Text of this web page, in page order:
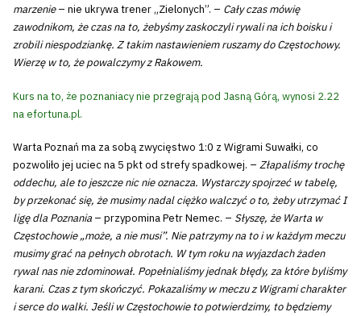
marzenie– nie ukrywa trener „Zielonych”. – Cały czas mówię
zawodnikom, że czas na to, żebyśmy zaskoczyli rywali na ich boisku i
zrobili niespodziankę. Z takim nastawieniem ruszamy do Częstochowy.
Wierzę w to, że powalczymy z Rakowem.
Kurs na to, że poznaniacy nie przegrają pod Jasną Górą, wynosi 2.22
na efortuna.pl.
Warta Poznań ma za sobą zwycięstwo 1:0 z Wigrami Suwałki, co
pozwoliło jej uciec na 5 pkt od strefy spadkowej. – Złapaliśmy trochę
oddechu, ale to jeszcze nic nie oznacza. Wystarczy spojrzeć w tabelę,
by przekonać się, że musimy nadal ciężko walczyć o to, żeby utrzymać I
ligę dla Poznania – przypomina Petr Nemec. – Słyszę, że Warta w
Częstochowie „może, a nie musi”. Nie patrzymy na to i w każdym meczu
musimy grać na pełnych obrotach. W tym roku na wyjazdach żaden
rywal nas nie zdominował. Popełnialiśmy jednak błędy, za które byliśmy
karani. Czas z tym skończyć. Pokazaliśmy w meczu z Wigrami charakter
i serce do walki. Jeśli w Częstochowie to potwierdzimy, to będziemy